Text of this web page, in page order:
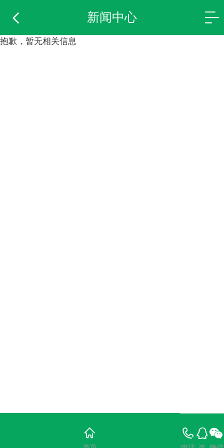
新闻中心
抱歉，暂无相关信息